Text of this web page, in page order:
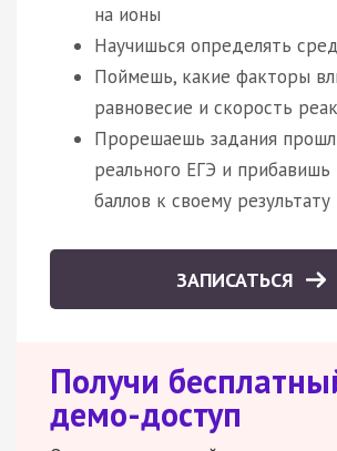
на ионы
Научишься определять
Поймешь, какие факторы
равновесие и скорость
Прорешаешь задания
реального ЕГЭ и
баллов к своему результату
ЗАПИСАТЬСЯ
Получи
демо-доступ